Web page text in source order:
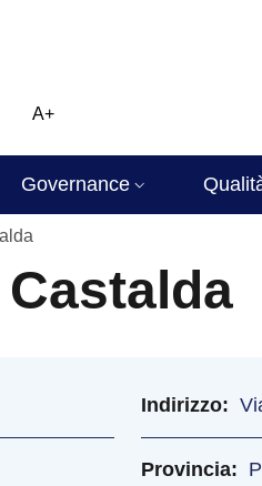
A+
Governance
Indirizzo
Provincia